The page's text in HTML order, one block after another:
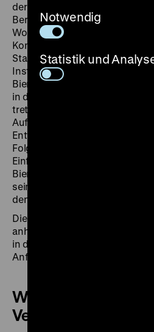
der DDR ausgebürgert und
Berlin zurückkehren. Erst im
Wochen nach Öffnung der
Konzert in Leipzig. Mit der
Staaten 1990 wurden die DDR
Institutionen nach und nach
Biermann bedeutete die Zeit
in die Auseinandersetzung mit
treten. Tausende Seiten des
Aufarbeitung des erlittenen
Enttarnung von IM in seinem
Folge. Dennoch löste die
Einführung eines Feiertages
Biermann ambivalente Gefühle
seiner Autobiografie: „... mit
den 3. Oktober hinein“.
Die Kurzführungen der
anhand der Biografie des
in die Bürgerrechtsbewegung
Anfangsjahre des vereinten
Weitere Termine
Veranstaltung
Notwendig
Statistik und